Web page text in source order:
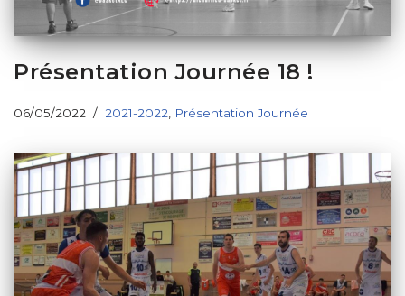
Présentation Journée 18 !
06/05/2022 2021-2022 Présentation Journée